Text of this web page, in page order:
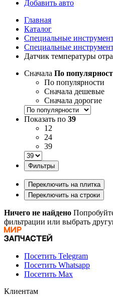
Добавить авто
Главная
Каталог
Специальные
Специальные
Датчик температуры
Сначала По
По популярности
Сначала дешевые
Сначала дорогие
Показать по 39
12
24
39
Фильтры
Переключить на плитка
Переключить на строки
Ничего не найдено
фильтрации или выбрать
Посетить Telegram
Посетить Whatsapp
Посетить Max
Клиентам